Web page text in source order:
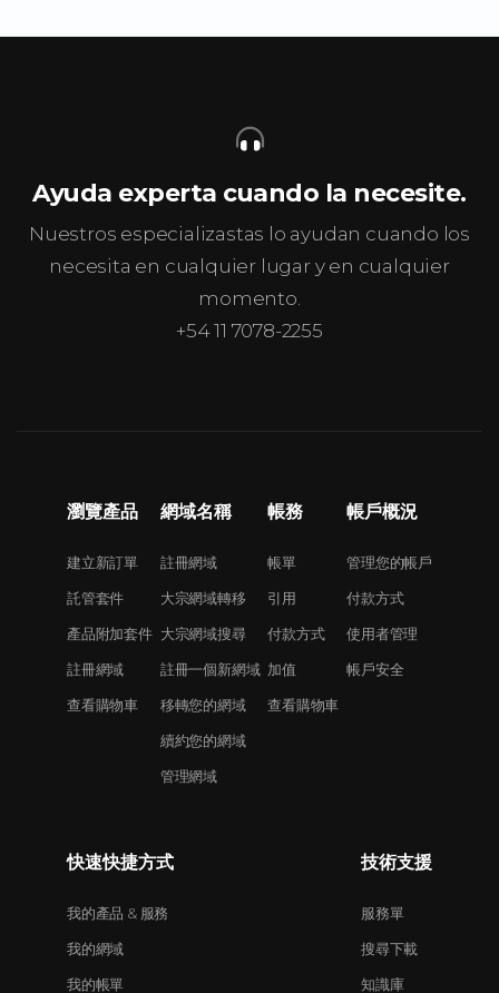
Ayuda experta cuando la necesite.
Nuestros especializastas lo ayudan cuando los
necesita en cualquier lugar y en cualquier
momento.
+54 11 7078-2255
瀏覽產品
建立新訂單
託管套件
產品附加套件
註冊網域
查看購物車
網域名稱
註冊網域
大宗網域轉移
大宗網域搜尋
註冊一個新網域
移轉您的網域
續約您的網域
管理網域
帳務
帳單
引用
付款方式
加值
查看購物車
帳戶概況
管理您的帳戶
付款方式
使用者管理
帳戶安全
快速快捷方式
我的產品 & 服務
我的網域
我的帳單
技術支援
服務單
搜尋下載
知識庫